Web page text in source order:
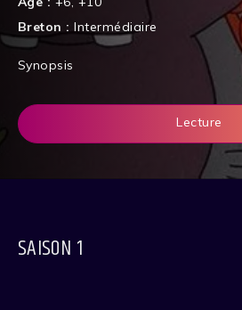
Breton :Intermédiaire
Synopsis
Lecture
SAISON 1